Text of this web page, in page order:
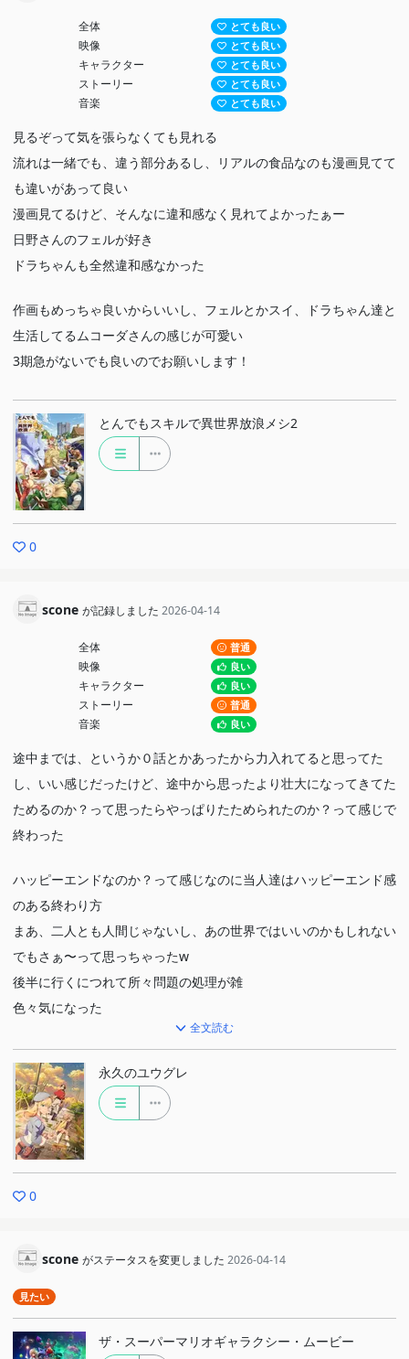
全体 とても良い
映像 とても良い
キャラクター とても良い
ストーリー とても良い
音楽 とても良い
見るぞって気を張らなくても見れる
流れは一緒でも、違う部分あるし、リアルの食品なのも漫画見てて
も違いがあって良い
漫画見てるけど、そんなに違和感なく見れてよかったぁー
日野さんのフェルが好き
ドラちゃんも全然違和感なかった
作画もめっちゃ良いからいいし、フェルとかスイ、ドラちゃん達と
生活してるムコーダさんの感じが可愛い
3期急がないでも良いのでお願いします！
とんでもスキルで異世界放浪メシ2
0
scone が記録しました 2026-04-14
全体 普通
映像 良い
キャラクター 良い
ストーリー 普通
音楽 良い
途中までは、というか０話とかあったから力入れてると思ってた
し、いい感じだったけど、途中から思ったより壮大になってきてた
ためるのか？って思ったらやっぱりたためられたのか？って感じで
終わった
ハッピーエンドなのか？って感じなのに当人達はハッピーエンド感
のある終わり方
まあ、二人とも人間じゃないし、あの世界ではいいのかもしれない
でもさぁ〜って思っちゃったw
後半に行くにつれて所々問題の処理が雑
色々気になった
でも設定とか世界観は面白かったし嫌いじゃない
詰めが甘いというか、終わりよければすべてよしって感じでもう少
し終わりがよければ大好きだったかもしれない
オリジナルだから最後が雑になってもしゃーなしか？？ww
と言うか、あんな終わり方になるなら前半のゆっくり話が進むとこ
ろサクサクしてたらよかったじゃーーんって感じw
全文読む
永久のユウグレ
0
scone がステータスを変更しました 2026-04-14
見たい
ザ・スーパーマリオギャラクシー・ムービー